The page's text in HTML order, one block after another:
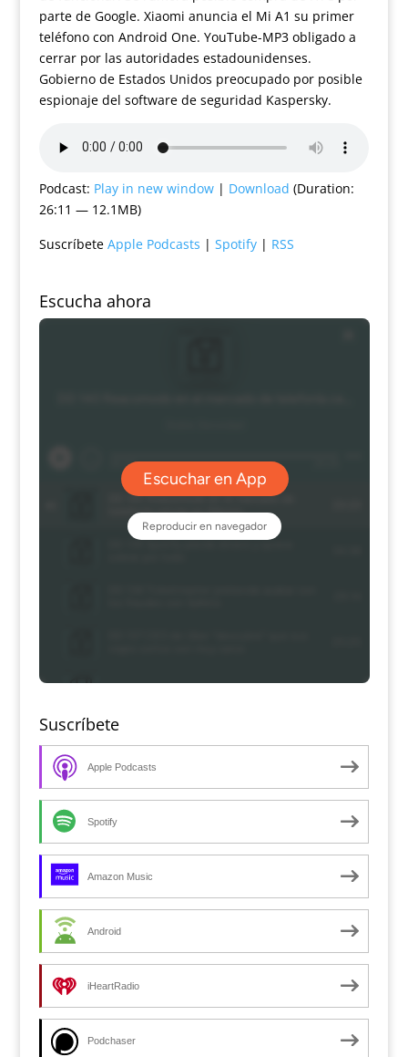
parte de Google. Xiaomi anuncia el Mi A1 su primer
teléfono con Android One. YouTube-MP3 obligado a
cerrar por las autoridades estadounidenses.
Gobierno de Estados Unidos preocupado por posible
espionaje del software de seguridad Kaspersky.
Podcast: Play in new window| Download (Duration:
26:11 — 12.1MB)
Suscríbete Apple Podcasts | Spotify| RSS
Escucha ahora
Suscríbete
Apple Podcasts
Spotify
Amazon Music
Android
iHeartRadio
Podchaser